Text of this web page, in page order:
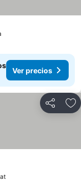
Ver precios
Compartir